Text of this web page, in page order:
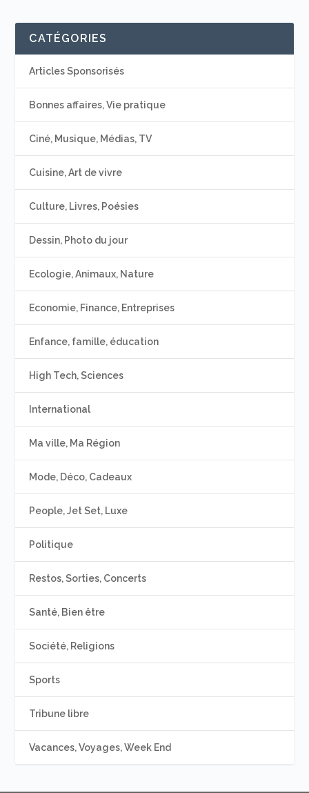
CATÉGORIES
Articles Sponsorisés
Bonnes affaires, Vie pratique
Ciné, Musique, Médias, TV
Cuisine, Art de vivre
Culture, Livres, Poésies
Dessin, Photo du jour
Ecologie, Animaux, Nature
Economie, Finance, Entreprises
Enfance, famille, éducation
High Tech, Sciences
International
Ma ville, Ma Région
Mode, Déco, Cadeaux
People, Jet Set, Luxe
Politique
Restos, Sorties, Concerts
Santé, Bien être
Société, Religions
Sports
Tribune libre
Vacances, Voyages, Week End